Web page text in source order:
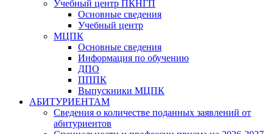
Учебный центр ПКНГП
Основные сведения
Учебный центр
МЦПК
Основные сведения
Информация по обучению
ДПО
ПППК
Выпускники МЦПК
АБИТУРИЕНТАМ
Сведения о количестве поданных заявлений от
абитуриентов